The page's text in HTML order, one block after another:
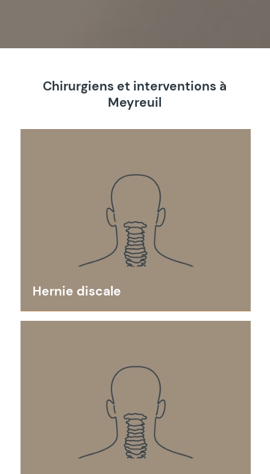
Chirurgiens et interventions à
Meyreuil
Hernie discale